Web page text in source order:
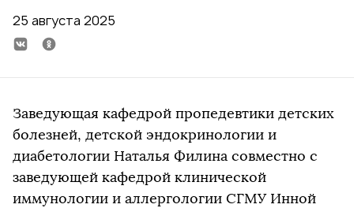
25 августа 2025
Заведующая кафедрой пропедевтики детских
болезней, детской эндокринологии и
диабетологии Наталья Филина совместно с
заведующей кафедрой клинической
иммунологии и аллергологии СГМУ Инной